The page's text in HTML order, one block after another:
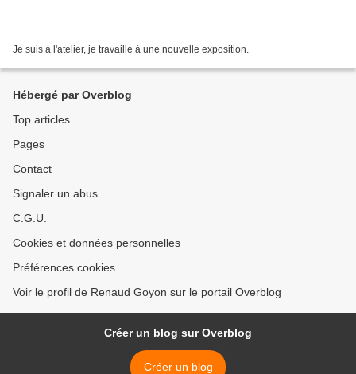
Je suis à l'atelier, je travaille à une nouvelle exposition.
Hébergé par Overblog
Top articles
Pages
Contact
Signaler un abus
C.G.U.
Cookies et données personnelles
Préférences cookies
Voir le profil de Renaud Goyon sur le portail Overblog
Créer un blog sur Overblog
Créer un blog